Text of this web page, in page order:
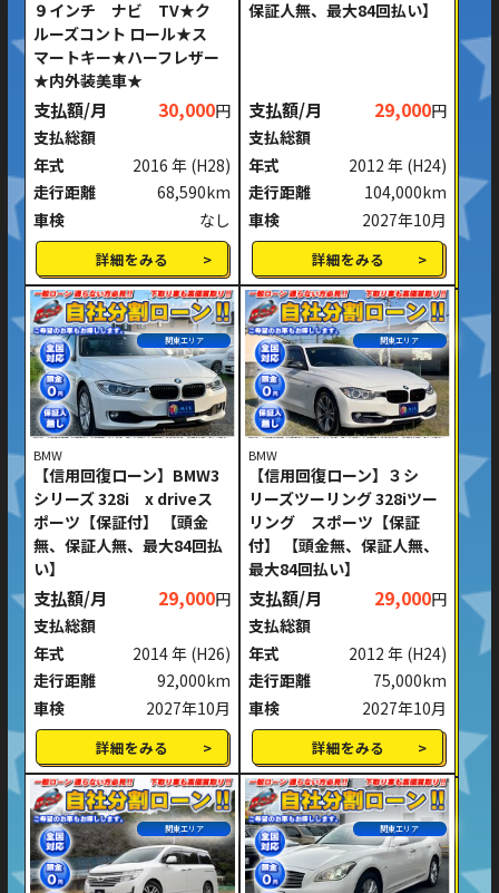
９インチ ナビ TV★ク
ルーズコント ロール★ス
マートキー★ハーフレザー
★内外装美車★
支払額/月 30,000円
支払総額
年式
2016 年 (H28)
走行距離
68,590km
車検
なし
詳細をみる
保証人無、最大84回払い】
支払額/月 29,000円
支払総額
年式
2012 年 (H24)
走行距離
104,000km
車検
2027年10月
詳細をみる
関東エリア
BMW
【信用回復ローン】BMW3
シリーズ 328i x driveス
ポーツ【保証付】 【頭金
無、保証人無、最大84回払
い】
支払額/月 29,000円
支払総額
年式
2014 年 (H26)
走行距離
92,000km
車検
2027年10月
詳細をみる
関東エリア
BMW
【信用回復ローン】３シ
リーズツーリング 328iツー
リング スポーツ【保証
付】 【頭金無、保証人無、
最大84回払い】
支払額/月 29,000円
支払総額
年式
2012 年 (H24)
走行距離
75,000km
車検
2027年10月
詳細をみる
関東エリア 関東エリア